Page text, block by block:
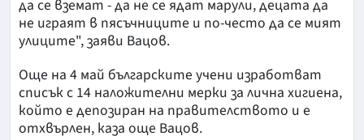
да се вземат - да не се ядат марули, децата да
не играят в пясъчниците и по-често да се мият
улиците", заяви Вацов.
Още на 4 май българските учени изработват
списък с 14 наложителни мерки за лична хигиена,
който е депозиран на правителството и е
отхвърлен, каза още Вацов.